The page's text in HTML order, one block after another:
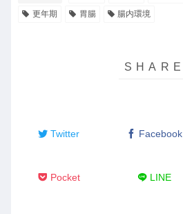
更年期
胃腸 腸内環境
Twitter Facebook
Pocket LINE